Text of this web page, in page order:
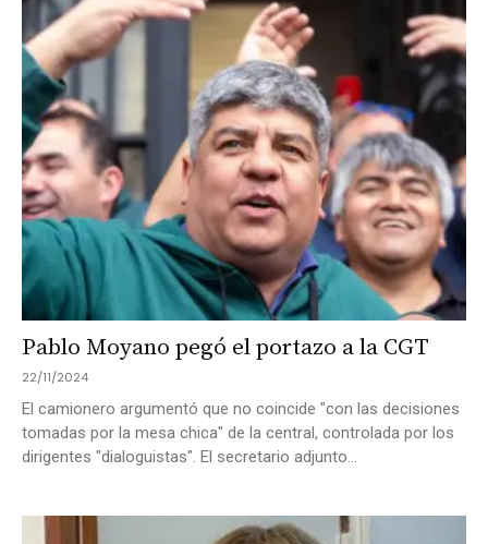
Pablo Moyano pegó el portazo a la CGT
22/11/2024
El camionero argumentó que no coincide "con las decisiones
tomadas por la mesa chica" de la central, controlada por los
dirigentes "dialoguistas". El secretario adjunto...